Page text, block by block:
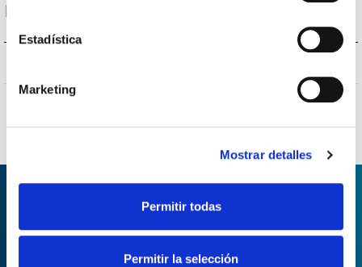
Estadística
Marketing
Mostrar detalles
Permitir todas
Permitir la selección
Protections
ASK FOR INFORMATION